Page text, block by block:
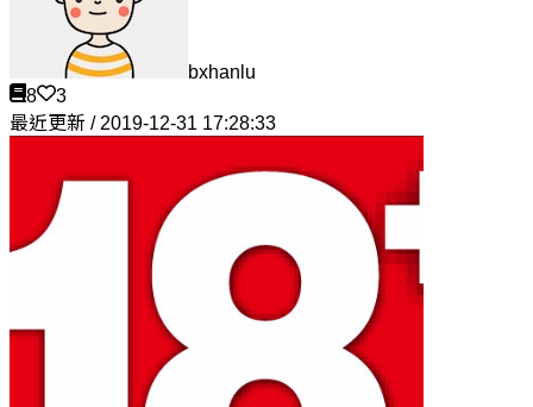
bxhanlu
8
3
最近更新 / 2019-12-31 17:28:33